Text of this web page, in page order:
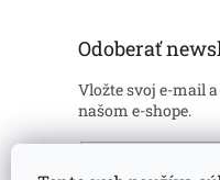
Odoberať
Vložte svoj e-mail
našom e-shope.